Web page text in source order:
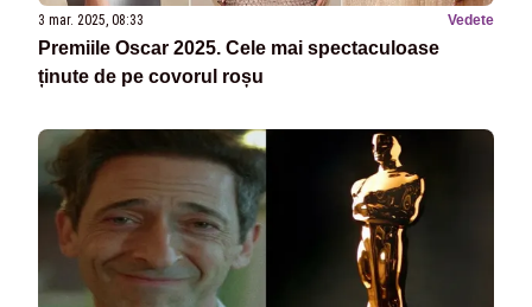
3 mar. 2025, 08:33 Vedete
Premiile Oscar 2025. Cele mai spectaculoase
ținute de pe covorul roșu